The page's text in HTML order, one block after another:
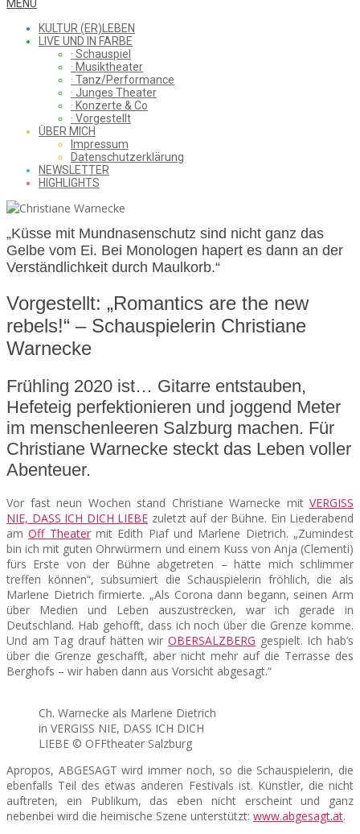
WHAT
SAW
FROM
THE
CHEAP
SEATS
Menu
MENU
KULTUR (ER)LEBEN
LIVE UND IN FARBE
· Schauspiel
· Musiktheater
· Tanz/Performance
· Junges Theater
· Konzerte & Co
· Vorgestellt
ÜBER MICH
Impressum
Datenschutzerklärung
NEWSLETTER
HIGHLIGHTS
„Küsse mit Mundnasenschutz sind nicht ganz das
Gelbe vom Ei. Bei Monologen hapert es dann an der
Verständlichkeit durch Maulkorb.“
Vorgestellt: „Romantics are the new
rebels!“ – Schauspielerin Christiane
Warnecke
Frühling 2020 ist… Gitarre entstauben,
Hefeteig perfektionieren und joggend Meter
im menschenleeren Salzburg machen. Für
Christiane Warnecke steckt das Leben voller
Abenteuer.
Vor fast neun Wochen stand Christiane Warnecke mit VERGISS
NIE, DASS ICH DICH LIEBE zuletzt auf der Bühne. Ein Liederabend
amOff Theatermit Edith Piaf und Marlene Dietrich. „Zumindest
bin ich mit guten Ohrwürmern und einem Kuss von Anja (Clementi)
fürs Erste von der Bühne abgetreten – hätte mich schlimmer
treffen können“, subsumiert die Schauspielerin fröhlich, die als
Marlene Dietrich firmierte. „Als Corona dann begann, seinen Arm
über Medien und Leben auszustrecken, war ich gerade in
Deutschland. Hab gehofft, dass ich noch über die Grenze komme.
Und am Tag drauf hätten wir OBERSALZBERG gespielt. Ich hab’s
über die Grenze geschafft, aber nicht mehr auf die Terrasse des
Berghofs – wir haben dann aus Vorsicht abgesagt.“
Ch. Warnecke als Marlene Dietrich
in VERGISS NIE, DASS ICH DICH
LIEBE © OFFtheater Salzburg
Apropos, ABGESAGT wird immer noch, so die Schauspielerin, die
ebenfalls Teil des etwas anderen Festivals ist. Künstler, die nicht
auftreten, ein Publikum, das eben nicht erscheint und ganz
nebenbei wird die heimische Szene unterstützt: www.abgesagt.at.